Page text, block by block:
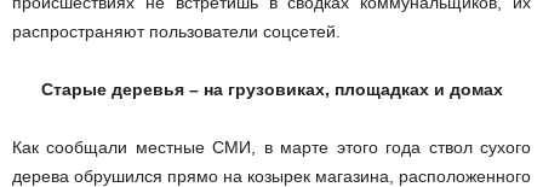
распространяют пользователи соцсетей.
Старые деревья – на грузовиках, площадках и домах
Как сообщали местные СМИ, в марте этого года ствол сухого
дерева обрушился прямо на козырек магазина, расположенного